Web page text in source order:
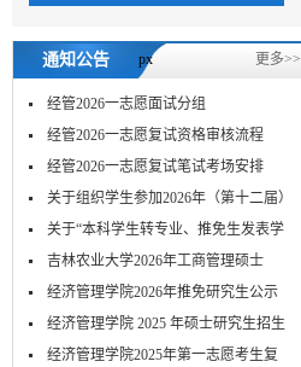
px
通知公告 更多>>
经管2026一志愿面试分组
经管2026一志愿复试资格审核流程
经管2026一志愿复试笔试考场安排
关于组织学生参加2026年（第十二届）
MPA...
关于“本科学生转专业、推免生发表学
术...
吉林农业大学2026年工商管理硕士
（MBA）...
经济管理学院2026年推免研究生公示
经济管理学院 2025 年硕士研究生招生
考...
经济管理学院2025年第一志愿考生复